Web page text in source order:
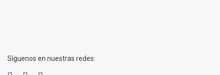
Síguenos en nuestras redes: